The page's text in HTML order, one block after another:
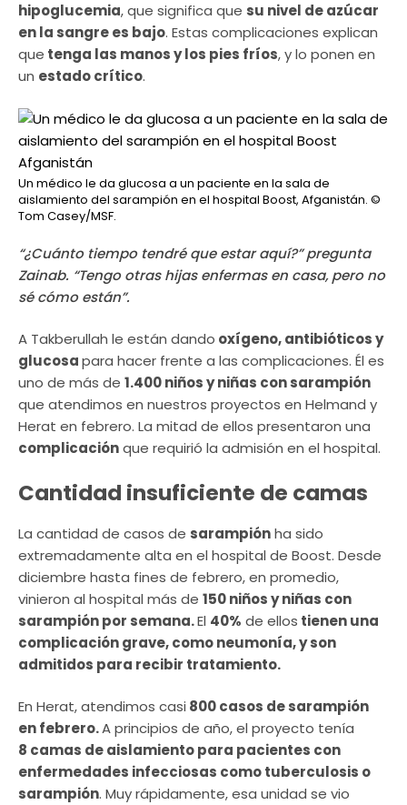
hipoglucemia, que significa que su nivel de azúcar
en la sangre es bajo. Estas complicaciones explican
que tenga las manos y los pies fríos, y lo ponen en
un estado crítico.
Un médico le da glucosa a un paciente en la sala de
aislamiento del sarampión en el hospital Boost, Afganistán. ©
Tom Casey/MSF.
“¿Cuánto tiempo tendré que estar aquí?” pregunta
Zainab. “Tengo otras hijas enfermas en casa, pero no
sé cómo están”.
A Takberullah le están dando oxígeno, antibióticos y
glucosapara hacer frente a las complicaciones. Él es
uno de más de 1.400 niños y niñas con sarampión
que atendimos en nuestros proyectos en Helmand y
Herat en febrero. La mitad de ellos presentaron una
complicaciónque requirió la admisión en el hospital.
Cantidad insuficiente de camas
La cantidad de casos de sarampiónha sido
extremadamente alta en el hospital de Boost. Desde
diciembre hasta fines de febrero, en promedio,
vinieron al hospital más de 150 niños y niñas con
sarampión por semana.El 40% de ellos tienen una
complicación grave, como neumonía, y son
admitidos para recibir tratamiento.
En Herat, atendimos casi 800 casos de sarampión
en febrero.A principios de año, el proyecto tenía
8 camas de aislamiento para pacientes con
enfermedades infecciosas como tuberculosis o
sarampión. Muy rápidamente, esa unidad se vio